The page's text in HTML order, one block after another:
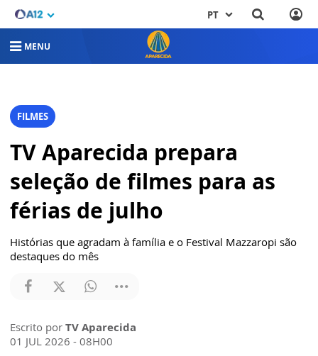
PT
MENU
FILMES
TV Aparecida prepara
seleção de filmes para as
férias de julho
Histórias que agradam à família e o Festival Mazzaropi são
destaques do mês
Escrito por TV Aparecida
01 JUL 2026 - 08H00